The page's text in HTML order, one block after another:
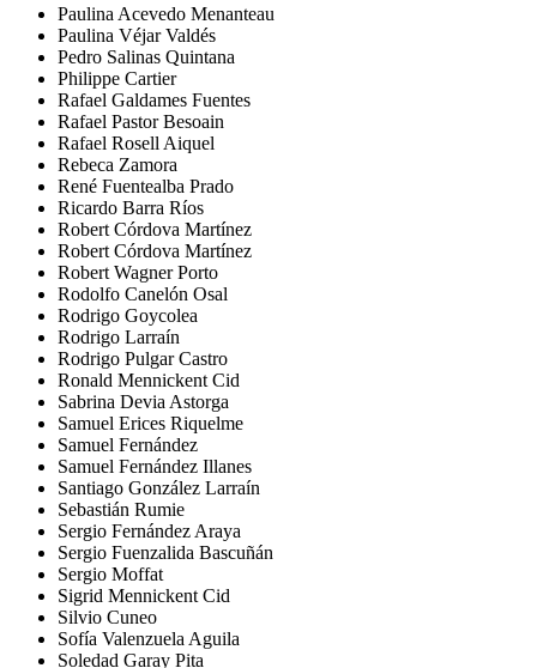
Paulina Acevedo Menanteau
Paulina Véjar Valdés
Pedro Salinas Quintana
Philippe Cartier
Rafael Galdames Fuentes
Rafael Pastor Besoain
Rafael Rosell Aiquel
Rebeca Zamora
René Fuentealba Prado
Ricardo Barra Ríos
Robert Córdova Martínez
Robert Córdova Martínez
Robert Wagner Porto
Rodolfo Canelón Osal
Rodrigo Goycolea
Rodrigo Larraín
Rodrigo Pulgar Castro
Ronald Mennickent Cid
Sabrina Devia Astorga
Samuel Erices Riquelme
Samuel Fernández
Samuel Fernández Illanes
Santiago González Larraín
Sebastián Rumie
Sergio Fernández Araya
Sergio Fuenzalida Bascuñán
Sergio Moffat
Sigrid Mennickent Cid
Silvio Cuneo
Sofía Valenzuela Aguila
Soledad Garay Pita